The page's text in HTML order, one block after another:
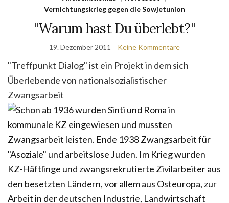
Vernichtungskrieg gegen die Sowjetunion
"Warum hast Du überlebt?"
19. Dezember 2011 Keine Kommentare
"Treffpunkt Dialog" ist ein Projekt in dem sich
Überlebende von nationalsozialistischer
Zwangsarbeit